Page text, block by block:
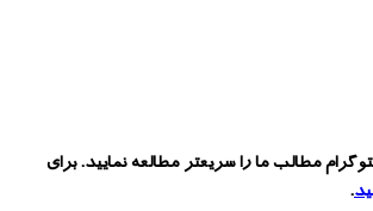
مطالب ما را سریعتر مطالعه نمایید. برای
.